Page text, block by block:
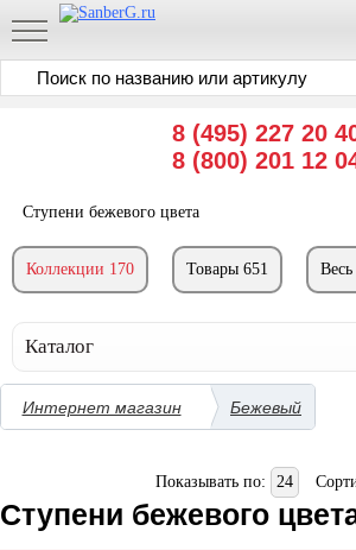
8 (495) 227 20
8 (800) 201 12
Ступени бежевого цвета
Коллекции 170 Товары 651 Весь
Каталог
Интернет магазин Бежевый
Показывать по: 24
Ступени бежевого